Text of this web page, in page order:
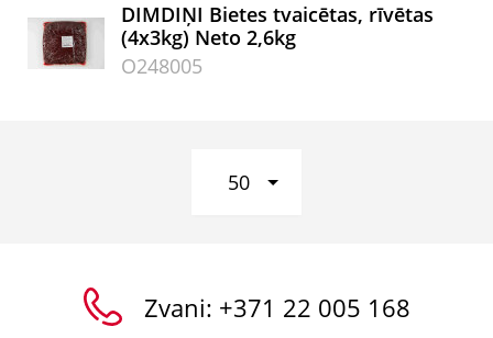
DIMDIŅI Bietes tvaicētas, rīvētas
(4x3kg) Neto 2,6kg
O248005
50
Zvani: +371 22 005 168